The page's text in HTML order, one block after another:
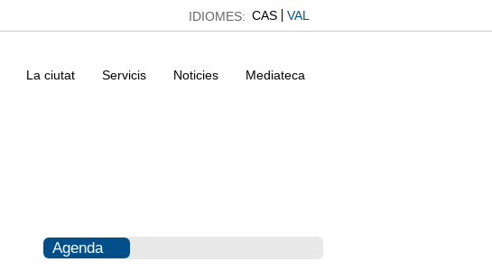
IDIOMES: CAS VAL
La ciutat Servicis Noticies Mediateca
Agenda